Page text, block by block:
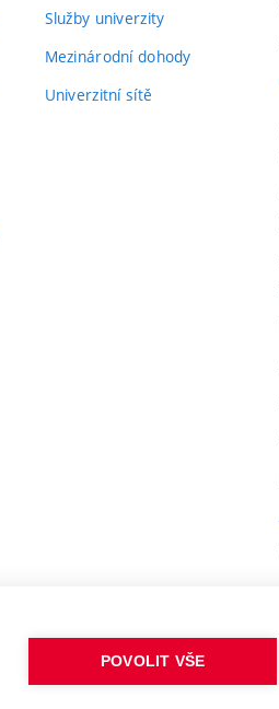
Služby univerzity
Mezinárodní dohody
Univerzitní sítě
POVOLIT VŠE